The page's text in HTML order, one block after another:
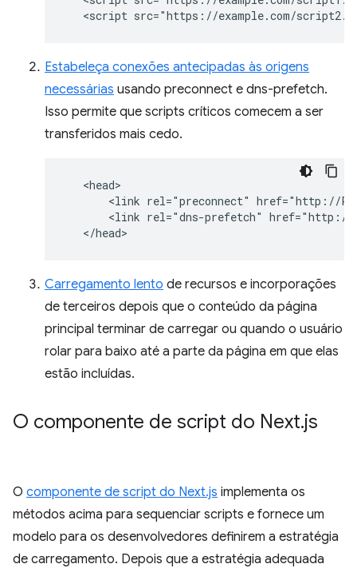
Estabeleça conexões antecipadas às origens
necessárias usando preconnect e dns-prefetch.
Isso permite que scripts críticos comecem a ser
transferidos mais cedo.
   <head>
<link rel="preconnect" href="http://
<link rel="dns-prefetch"
Carregamento lento de recursos e incorporações
de terceiros depois que o conteúdo da página
principal terminar de carregar ou quando o usuário
rolar para baixo até a parte da página em que elas
estão incluídas.
O componente de script do Next.js
O componente de script do Next.js implementa os
métodos acima para sequenciar scripts e fornece um
modelo para os desenvolvedores definirem a estratégia
de carregamento. Depois que a estratégia adequada